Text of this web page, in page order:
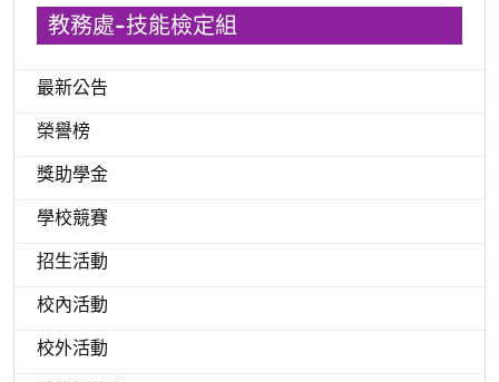
教務處-技能檢定組
最新公告
榮譽榜
獎助學金
學校競賽
招生活動
校內活動
校外活動